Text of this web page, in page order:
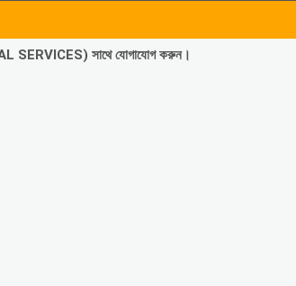
SERVICES) সাথে যোগাযোগ করুন।